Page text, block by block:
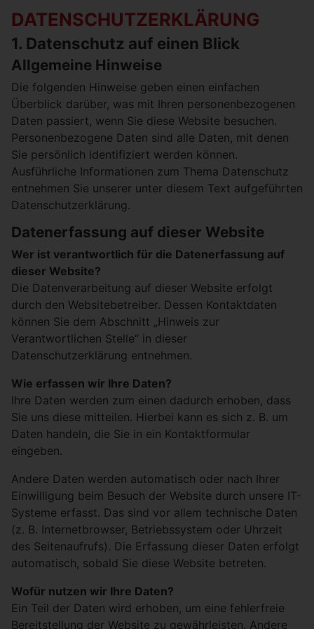
DATENSCHUTZ­ERKLÄRUNG
1. Datenschutz auf einen Blick
Allgemeine Hinweise
Die folgenden Hinweise geben einen einfachen
Überblick darüber, was mit Ihren personenbezogenen
Daten passiert, wenn Sie diese Website besuchen.
Personenbezogene Daten sind alle Daten, mit denen
Sie persönlich identifiziert werden können.
Ausführliche Informationen zum Thema Datenschutz
entnehmen Sie unserer unter diesem Text aufgeführten
Datenschutzerklärung.
Datenerfassung auf dieser Website
Wer ist verantwortlich für die Datenerfassung auf
dieser Website?
Die Datenverarbeitung auf dieser Website erfolgt
durch den Websitebetreiber. Dessen Kontaktdaten
können Sie dem Abschnitt „Hinweis zur
Verantwortlichen Stelle“ in dieser
Datenschutzerklärung entnehmen.
Wie erfassen wir Ihre Daten?
Ihre Daten werden zum einen dadurch erhoben, dass
Sie uns diese mitteilen. Hierbei kann es sich z. B. um
Daten handeln, die Sie in ein Kontaktformular
eingeben.
Andere Daten werden automatisch oder nach Ihrer
Einwilligung beim Besuch der Website durch unsere IT-
Systeme erfasst. Das sind vor allem technische Daten
(z. B. Internetbrowser, Betriebssystem oder Uhrzeit
des Seitenaufrufs). Die Erfassung dieser Daten erfolgt
automatisch, sobald Sie diese Website betreten.
Wofür nutzen wir Ihre Daten?
Ein Teil der Daten wird erhoben, um eine fehlerfreie
Bereitstellung der Website zu gewährleisten. Andere